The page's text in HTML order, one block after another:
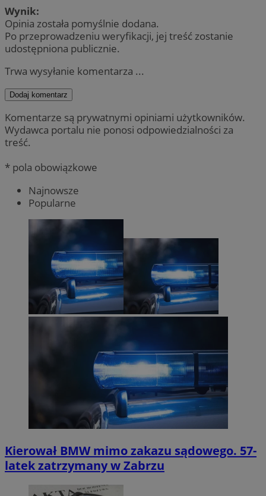
Wynik:
Opinia została pomyślnie dodana.
Po przeprowadzeniu weryfikacji, jej treść zostanie
udostępniona publicznie.
Trwa wysyłanie komentarza ...
Dodaj komentarz
Komentarze są prywatnymi opiniami użytkowników.
Wydawca portalu nie ponosi odpowiedzialności za
treść.
* pola obowiązkowe
Najnowsze
Popularne
Kierował BMW mimo zakazu sądowego. 57-
latek zatrzymany w Zabrzu